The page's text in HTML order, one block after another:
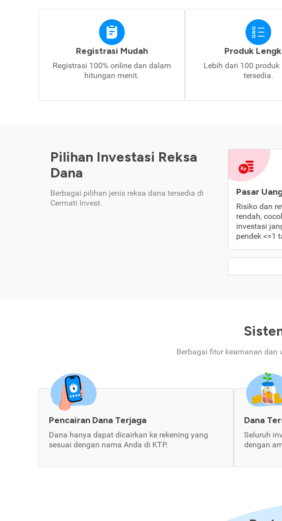
Registrasi Mudah
Registrasi 100% online dan dalam
hitungan menit.
Produk
Lebih dari 100 produk
tersedia.
Pilihan Investasi Reksa
Dana
Berbagai pilihan jenis reksa dana tersedia di
Cermati Invest.
Pasar
Risiko dan
rendah,
investasi
pendek <=1
Berbagai fitur keamanan dan
Pencairan Dana Terjaga
Dana hanya dapat dicairkan ke rekening yang
sesuai dengan nama Anda di KTP.
Dana
Seluruh
dengan